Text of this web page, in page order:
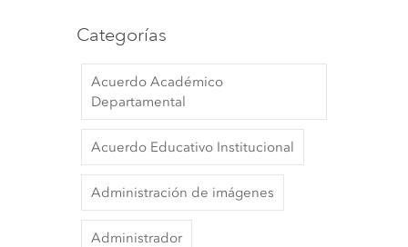
Categorías
Acuerdo Académico
Departamental
Acuerdo Educativo Institucional
Administración de imágenes
Administrador